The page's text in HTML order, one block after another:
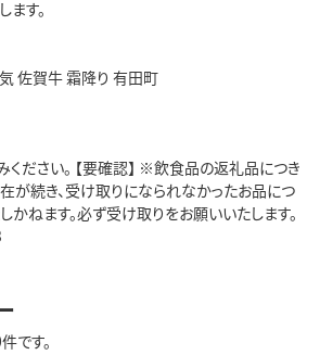
す。
佐賀牛 霜降り 有田町
ださい。 【要確認】 ※飲食品の返礼品につき
が続き、受け取りになられなかったお品につ
かねます。必ず受け取りをお願いいたします。
です。